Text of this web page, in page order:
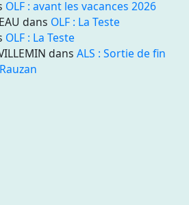
OLF : avant les vacances 2026
dans OLF : La Teste
OLF : La Teste
dans ALS : Sortie de fin